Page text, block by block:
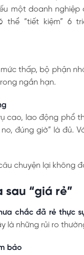
một doanh
“tiết kiệm” 6
thấp, bộ phận
ngắn hạn.
cao, lao động phổ
đúng giờ” là đủ.
chuyện lại không
sau “giá rẻ”
chắc đã rẻ thực
là những rủi ro
bảo